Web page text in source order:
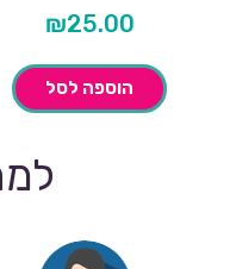
₪25.00
הוספה לסל